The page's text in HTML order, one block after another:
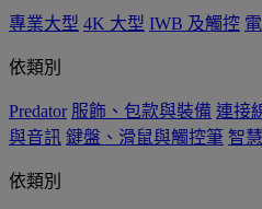
專業大型 4K 大型 IWB 及觸控
依類別
Predator 服飾、包款與裝備 連接
與音訊 鍵盤、滑鼠與觸控筆 智
依類別